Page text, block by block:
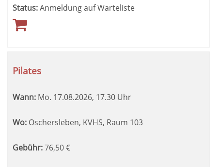
Status:Anmeldung auf Warteliste
Pilates
Wann: Mo. 17.08.2026, 17.30 Uhr
Wo: Oschersleben, KVHS, Raum 103
Gebühr:76,50€